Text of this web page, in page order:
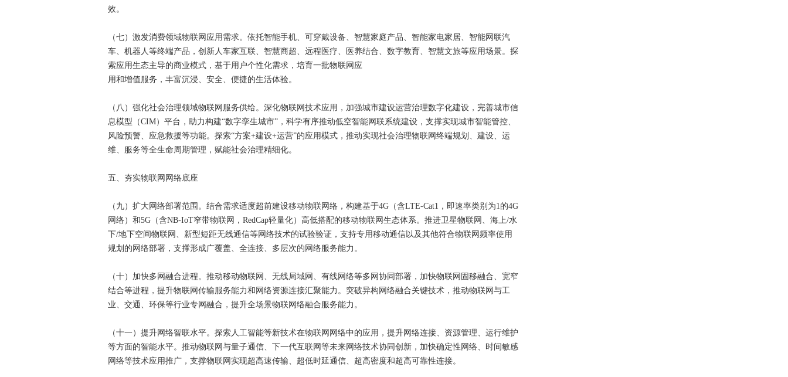
效。
（七）激发消费领域物联网应用需求。依托智能手机、可穿戴设备、智慧家庭产品、智能家电家居、智能网联汽
车、机器人等终端产品，创新人车家互联、智慧商超、远程医疗、医养结合、数字教育、智慧文旅等应用场景。探
索应用生态主导的商业模式，基于用户个性化需求，培育一批物联网应
用和增值服务，丰富沉浸、安全、便捷的生活体验。
（八）强化社会治理领域物联网服务供给。深化物联网技术应用，加强城市建设运营治理数字化建设，完善城市信
息模型（CIM）平台，助力构建“数字孪生城市”，科学有序推动低空智能网联系统建设，支撑实现城市智能管控、
风险预警、应急救援等功能。探索“方案+建设+运营”的应用模式，推动实现社会治理物联网终端规划、建设、运
维、服务等全生命周期管理，赋能社会治理精细化。
五、夯实物联网网络底座
（九）扩大网络部署范围。结合需求适度超前建设移动物联网络，构建基于4G（含LTE-Cat1，即速率类别为1的4G
网络）和5G（含NB-IoT窄带物联网，RedCap轻量化）高低搭配的移动物联网生态体系。推进卫星物联网、海上/水
下/地下空间物联网、新型短距无线通信等网络技术的试验验证，支持专用移动通信以及其他符合物联网频率使用
规划的网络部署，支撑形成广覆盖、全连接、多层次的网络服务能力。
（十）加快多网融合进程。推动移动物联网、无线局域网、有线网络等多网协同部署，加快物联网固移融合、宽窄
结合等进程，提升物联网传输服务能力和网络资源连接汇聚能力。突破异构网络融合关键技术，推动物联网与工
业、交通、环保等行业专网融合，提升全场景物联网络融合服务能力。
（十一）提升网络智联水平。探索人工智能等新技术在物联网网络中的应用，提升网络连接、资源管理、运行维护
等方面的智能水平。推动物联网与量子通信、下一代互联网等未来网络技术协同创新，加快确定性网络、时间敏感
网络等技术应用推广，支撑物联网实现超高速传输、超低时延通信、超高密度和超高可靠性连接。